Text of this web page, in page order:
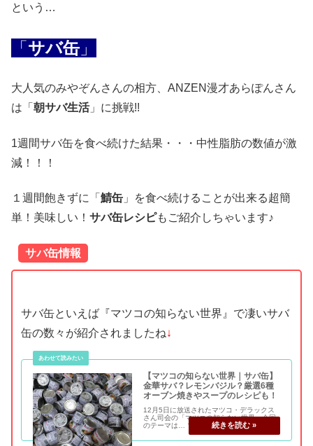
という…
「 サバ缶 」
大人気のみやぞんさんの相方、ANZEN漫才あらぽんさん
は「 朝サバ生活」に挑戦!!
1週間サバ缶を食べ続けた結果・・・中性脂肪の数値が激
減！！！
１週間飽きずに「 鯖缶 」を食べ続けることが出来る超簡
単！美味しい！ サバ缶レシピもご紹介しちゃいます♪
サバ缶情報
サバ缶といえば『マツコの知らない世界』で凄いサバ
缶の数々が紹介されましたね↓
【マツコの知らない世界｜サバ缶】
金華サバ？レモンバジル？厳選6種
オーブン焼きやスープのレシピも！
12月5日に放送されたマツコ・デラックス
さん司会の「マツコの知らない世界」今回
のテーマは… マツコの知らない「サバ缶の
世界」 しかし、当のマツコさんはサバ缶が
嫌い…。 どうなってしまうのでしょう